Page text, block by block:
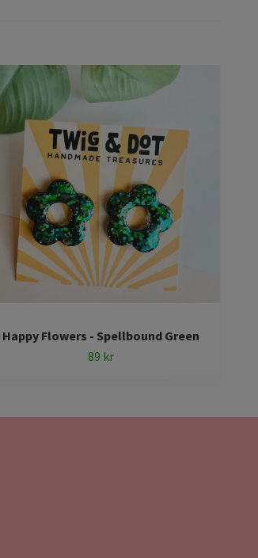
Happy Flowers - Spellbound Green
89 kr